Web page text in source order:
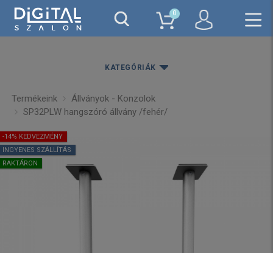
0
KATEGÓRIÁK
Termékeink
Állványok - Konzolok
SP32PLW hangszóró állvány /fehér/
-14% KEDVEZMÉNY
INGYENES SZÁLLÍTÁS
RAKTÁRON